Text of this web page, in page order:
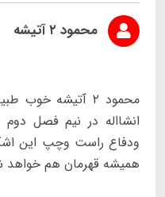
محمود ۲ آتیشه
محمود ۲ آتیشه
انشااله در نیم فصل
ودفاع راست وچپ این
همیشه قهرمان هم خواهد